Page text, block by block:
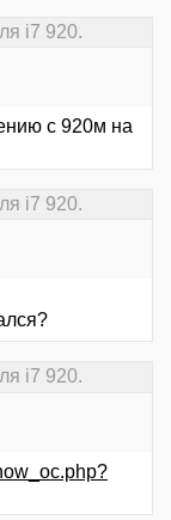
i7 920.
с 920м на
i7 920.
i7 920.